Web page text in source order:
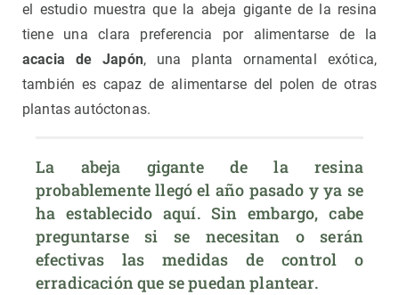
el estudio muestra que la abeja gigante de la resina
tiene una clara preferencia por alimentarse de la
acacia de Japón, una planta ornamental exótica,
también es capaz de alimentarse del polen de otras
plantas autóctonas.
La abeja gigante de la resina
probablemente llegó el año pasado y ya se
ha establecido aquí. Sin embargo, cabe
preguntarse si se necesitan o serán
efectivas las medidas de control o
erradicación que se puedan plantear.